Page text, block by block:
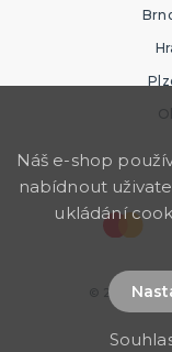
© 2026
Náš e-shop
nabídnout
ukládání